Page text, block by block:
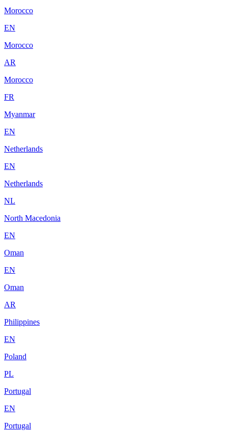
Morocco
EN
Morocco
AR
Morocco
FR
Myanmar
EN
Netherlands
EN
Netherlands
NL
North Macedonia
EN
Oman
EN
Oman
AR
Philippines
EN
Poland
PL
Portugal
EN
Portugal